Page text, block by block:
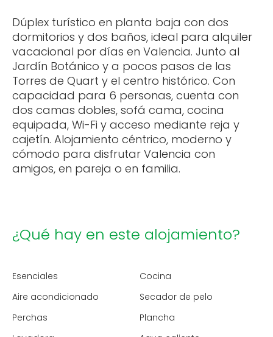
Dúplex turístico en planta baja con dos
dormitorios y dos baños, ideal para alquiler
vacacional por días en Valencia. Junto al
Jardín Botánico y a pocos pasos de las
Torres de Quart y el centro histórico. Con
capacidad para 6 personas, cuenta con
dos camas dobles, sofá cama, cocina
equipada, Wi-Fi y acceso mediante reja y
cajetín. Alojamiento céntrico, moderno y
cómodo para disfrutar Valencia con
amigos, en pareja o en familia.
¿Qué hay en este alojamiento?
Esenciales
Cocina
Aire acondicionado
Secador de pelo
Perchas
Plancha